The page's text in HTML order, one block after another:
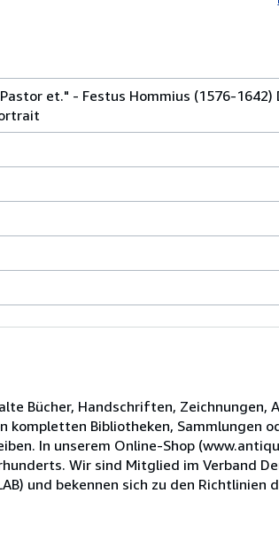
et." - Festus Hommius (1576-
Bücher, Handschriften, Zeichnungen,
Bibliotheken, Sammlungen
In unserem Online-Shop
Wir sind Mitglied im Verband
und bekennen sich zu den Richtlinien